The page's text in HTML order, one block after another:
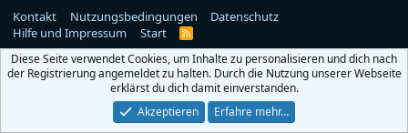
Kontakt
Nutzungsbedingungen
Datenschutz
Hilfe und Impressum
Start
R
S
Diese Seite verwendet Cookies, um Inhalte zu personalisieren und dich nach
der Registrierung angemeldet zu halten. Durch die Nutzung unserer Webseite
erklärst du dich damit einverstanden.
Akzeptieren
Erfahre mehr…